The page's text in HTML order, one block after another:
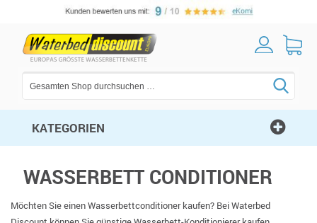
KATEGORIEN
WASSERBETT CONDITIONER
Möchten Sie einen Wasserbettconditioner kaufen? Bei Waterbed